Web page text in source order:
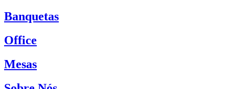
Banquetas
Office
Mesas